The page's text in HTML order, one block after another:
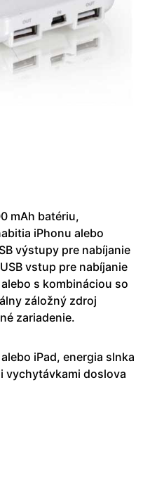
mAh batériu,
iPhonu alebo
výstupy pre nabíjanie
vstup pre nabíjanie
s kombináciou so
záložný zdroj
zariadenie.
iPad, energia slnka
vychytávkami doslova